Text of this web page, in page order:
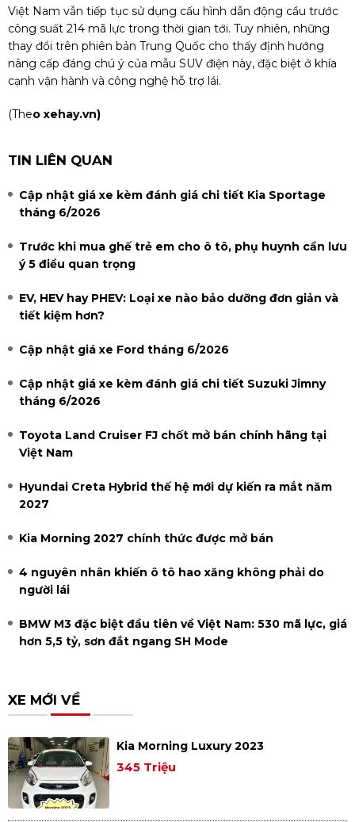
Việt Nam vẫn tiếp tục sử dụng cấu hình dẫn động cầu trước
công suất 214 mã lực trong thời gian tới. Tuy nhiên, những
thay đổi trên phiên bản Trung Quốc cho thấy định hướng
nâng cấp đáng chú ý của mẫu SUV điện này, đặc biệt ở khía
cạnh vận hành và công nghệ hỗ trợ lái.
(Theo xehay.vn)
TIN LIÊN QUAN
Cập nhật giá xe kèm đánh giá chi tiết Kia Sportage
tháng 6/2026
Trước khi mua ghế trẻ em cho ô tô, phụ huynh cần lưu
ý 5 điều quan trọng
EV, HEV hay PHEV: Loại xe nào bảo dưỡng đơn giản và
tiết kiệm hơn?
Cập nhật giá xe Ford tháng 6/2026
Cập nhật giá xe kèm đánh giá chi tiết Suzuki Jimny
tháng 6/2026
Toyota Land Cruiser FJ chốt mở bán chính hãng tại
Việt Nam
Hyundai Creta Hybrid thế hệ mới dự kiến ra mắt năm
2027
Kia Morning 2027 chính thức được mở bán
4 nguyên nhân khiến ô tô hao xăng không phải do
người lái
BMW M3 đặc biệt đầu tiên về Việt Nam: 530 mã lực, giá
hơn 5,5 tỷ, sơn đắt ngang SH Mode
XE MỚI VỀ
Kia Morning Luxury 2023
345 Triệu